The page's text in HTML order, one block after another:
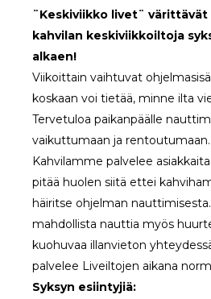
¨Keskiviikko livet¨ värittävät
kahvilan keskiviikkoiltoja
alkaen!
Viikoittain vaihtuvat
koskaan voi tietää, minne ilta
Tervetuloa paikanpäälle
vaikuttumaan ja rentoutumaan.
Kahvilamme palvelee
pitää huolen siitä ettei
häiritse ohjelman
mahdollista nauttia myös
kuohuvaa illanvieton
palvelee Liveiltojen aikana
Syksyn esiintyjiä: